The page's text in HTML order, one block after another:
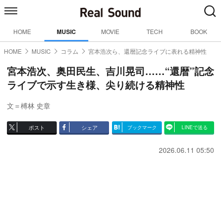
HOME MUSIC MOVIE TECH BOOK
HOME MUSIC コラム 宮本浩次ら、還暦記念ライブに表れる精神性
宮本浩次、奥田民生、吉川晃司……“還暦”記念
ライブで示す生き様、尖り続ける精神性
文＝榑林 史章
ポスト シェア ブックマーク LINEで送る
2026.06.11 05:50